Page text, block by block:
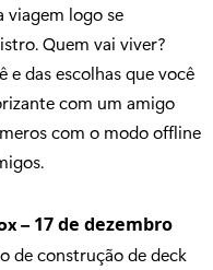
viagem logo se
Quem vai viver?
e das escolhas que você
com um amigo
com o modo offline
–17 de dezembro
de construção de deck